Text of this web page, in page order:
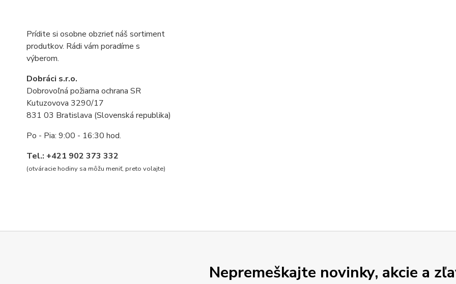
Prídite si osobne obzrieť náš sortiment
produtkov. Rádi vám poradíme s
výberom.
Dobráci s.r.o.
Dobrovoľná požiarna ochrana SR
Kutuzovova 3290/17
831 03 Bratislava (Slovenská republika)
Po - Pia: 9:00 - 16:30 hod.
Tel.: +421 902 373 332
(otváracie hodiny sa môžu meniť, preto volajte)
Nepremeškajte novinky, akcie a